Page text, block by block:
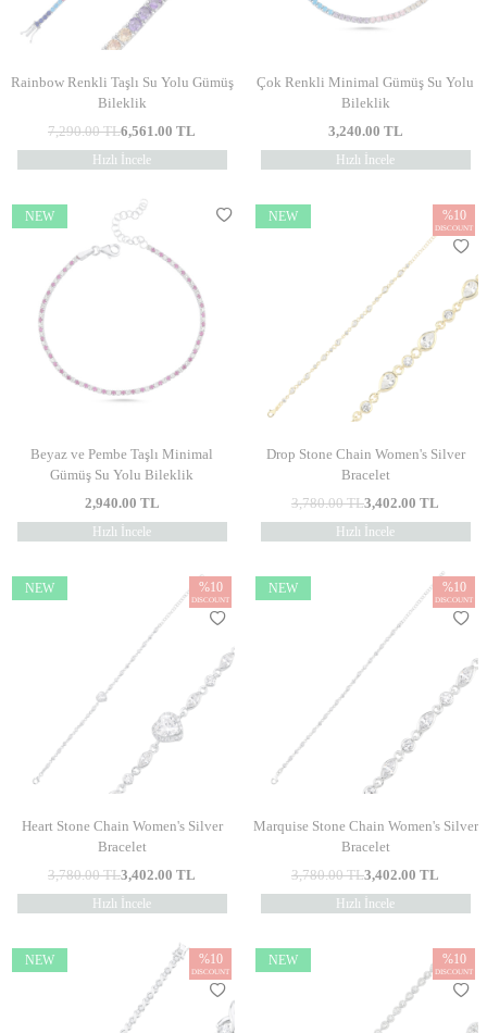
Rainbow Renkli Taşlı Su Yolu Gümüş
Bileklik
7,290.00TL6,561.00 TL
Hızlı İncele
Çok Renkli Minimal Gümüş Su Yolu
Bileklik
3,240.00 TL
Hızlı İncele
NEW
Beyaz ve Pembe Taşlı Minimal
Gümüş Su Yolu Bileklik
2,940.00 TL
Hızlı İncele
NEW %10
DISCOUNT
Drop Stone Chain Women's Silver
Bracelet
3,780.00TL3,402.00 TL
Hızlı İncele
NEW %10
DISCOUNT
Heart Stone Chain Women's Silver
Bracelet
3,780.00TL3,402.00 TL
Hızlı İncele
NEW %10
DISCOUNT
Marquise Stone Chain Women's Silver
Bracelet
3,780.00TL3,402.00 TL
Hızlı İncele
NEW %10
DISCOUNT
NEW %10
DISCOUNT